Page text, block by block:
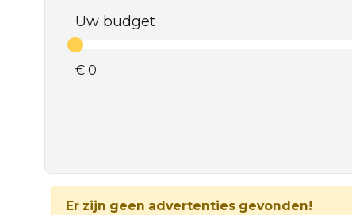
Uw budget
€ 0
Er zijn geen advertenties gevonden!